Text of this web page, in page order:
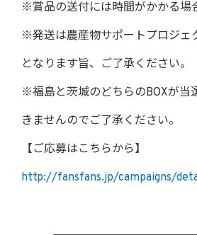
※賞品の送付には時間がかかる場
※発送は農産物サポートプロジェ
となります旨、ご了承ください。
※福島と茨城のどちらのBOXが当
きませんのでご了承ください。
【ご応募はこちらから】
http://fansfans.jp/campaigns/